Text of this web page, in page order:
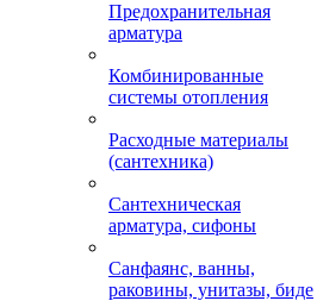
Предохранительная
арматура
Комбинированные
системы отопления
Расходные материалы
(сантехника)
Сантехническая
арматура, сифоны
Санфаянс, ванны,
раковины, унитазы, биде